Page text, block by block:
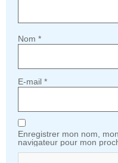
Nom *
E-mail *
Enregistrer mon nom,
navigateur pour mon